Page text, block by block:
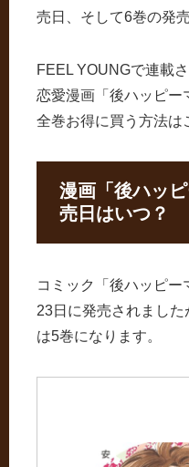
売日、そして6巻の発
FEEL YOUNGで連載
恋愛漫画「後ハッピー
全巻お得に買う方法は
漫画「後ハッ
売日はいつ？
コミック「後ハッピー
23日に発売されました
は5巻になります。